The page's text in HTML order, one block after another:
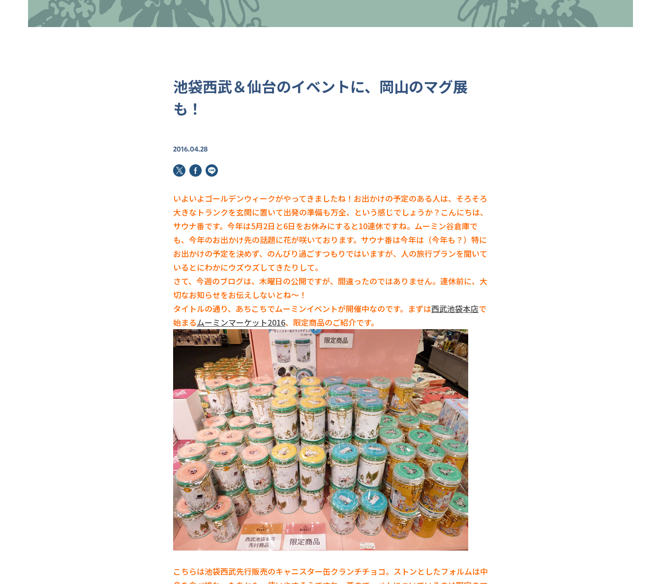
池袋西武＆仙台のイベントに、岡山のマグ展
も！
2016.04.28
いよいよゴールデンウィークがやってきましたね！お出かけの予定のある人は、そろそろ
大きなトランクを玄関に置いて出発の準備も万全、という感じでしょうか？こんにちは、
サウナ番です。今年は5月2日と6日をお休みにすると10連休ですね。ムーミン谷倉庫で
も、今年のお出かけ先の話題に花が咲いております。サウナ番は今年は（今年も？）特に
お出かけの予定を決めず、のんびり過ごすつもりではいますが、人の旅行プランを聞いて
いるとにわかにウズウズしてきたりして。
さて、今週のブログは、木曜日の公開ですが、間違ったのではありません。連休前に、大
切なお知らせをお伝えしないとね～！
タイトルの通り、あちこちでムーミンイベントが開催中なのです。まずは西武池袋本店で
始まるムーミンマーケット2016、限定商品のご紹介です。
こちらは池袋西武先行販売のキャニスター缶クランチチョコ。ストンとしたフォルムは中